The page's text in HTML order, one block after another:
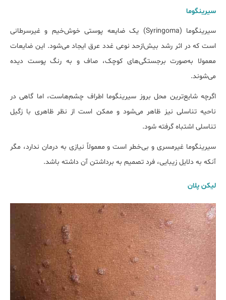
سیرینگوما
سیرینگوما (Syringoma) یک ضایعه پوستی خوش‌خیم و غیرسرطانی
است که در اثر رشد بیش‌ازحد نوعی غدد عرق ایجاد می‌شود. این ضایعات
معمولا به‌صورت برجستگی‌های کوچک، صاف و به رنگ پوست دیده
می‌شوند.
اگرچه شایع‌ترین محل بروز سیرینگوما اطراف چشم‌هاست، اما گاهی در
ناحیه تناسلی نیز ظاهر می‌شود و ممکن است از نظر ظاهری با زگیل
تناسلی اشتباه گرفته شود.
سیرینگوما غیرمسری و بی‌خطر است و معمولاً نیازی به درمان ندارد، مگر
آنکه به دلایل زیبایی، فرد تصمیم به برداشتن آن داشته باشد.
لیکن پلان